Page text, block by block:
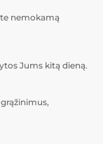
nemokamą
Jums kitą dieną.